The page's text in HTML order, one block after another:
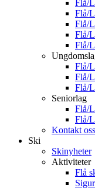
Flå/
Flå/
Flå/
Flå/
Flå/
Flå/
Flå/
Flå/
Seniorlag
Flå/
Flå/
Kontakt oss
Ski
Skinyheter
Aktiviteter
Flå